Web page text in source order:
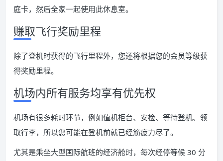
庭卡，然后全家一起使用此休息室。
赚取飞行奖励里程
除了登机时获得的飞行里程外，您还将根据您的会员等级获
得奖励里程。
机场内所有服务均享有优先权
机场有很多耗时环节，例如值机柜台、安检、等待登机、领
取行李，所以您可能在登机前就已经筋疲力尽了。
尤其是乘坐大型国际航班的经济舱时，每次经停等候 30 分